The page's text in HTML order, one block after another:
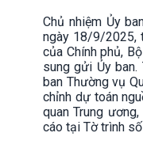
Chủ nhiệm Ủy
ngày 18/9/2025,
của Chính phủ,
sung gửi Ủy ban.
ban Thường vụ
chỉnh dự toán
quan Trung
cáo tại Tờ trình